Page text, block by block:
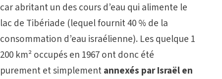
car abritant un des cours d’eau qui alimente le
lac de Tibériade (lequel fournit 40 % de la
consommation d’eau israélienne). Les quelque 1
200 km² occupés en 1967 ont donc été
purement et simplementannexés par Israël en